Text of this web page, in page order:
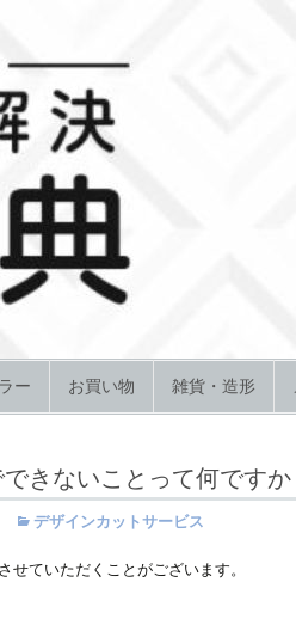
ー お買い物 雑貨・造形
きないことって何ですか
デザインカットサービス
せていただくことがございます。